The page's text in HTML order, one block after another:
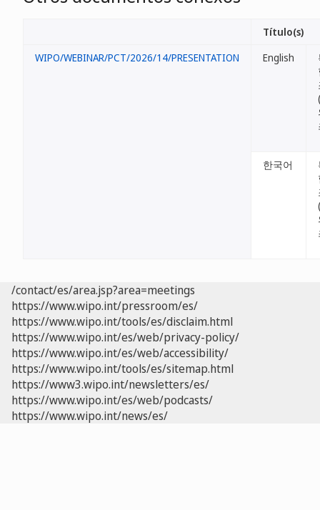
Título(s)
WIPO/WEBINAR/PCT/2026/14/PRESENTATION
English
한국어
/contact/es/area.jsp?area=meetings
https://www.wipo.int/pressroom/es/
https://www.wipo.int/tools/es/disclaim.html
https://www.wipo.int/es/web/privacy-policy/
https://www.wipo.int/es/web/accessibility/
https://www.wipo.int/tools/es/sitemap.html
https://www3.wipo.int/newsletters/es/
https://www.wipo.int/es/web/podcasts/
https://www.wipo.int/news/es/